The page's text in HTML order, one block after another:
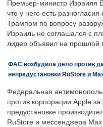
Премьер-министр Израиля
что у него есть
Трампом по вопросу
Израиль не соглашался с
лидер объявил на прошлой
ФАС возбудила дело против
непредустановки RuStore и
Федеральная
против корпорации Apple
предустановке
RuStore и мессенджера